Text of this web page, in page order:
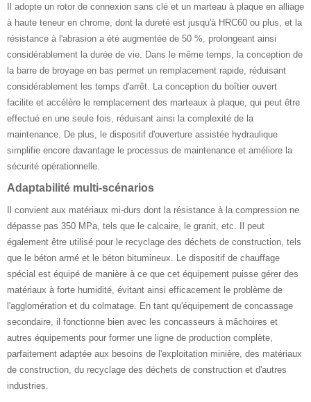
Il adopte un rotor de connexion sans clé et un marteau à plaque en alliage
à haute teneur en chrome, dont la dureté est jusqu'à HRC60 ou plus, et la
résistance à l'abrasion a été augmentée de 50 %, prolongeant ainsi
considérablement la durée de vie. Dans le même temps, la conception de
la barre de broyage en bas permet un remplacement rapide, réduisant
considérablement les temps d'arrêt. La conception du boîtier ouvert
facilite et accélère le remplacement des marteaux à plaque, qui peut être
effectué en une seule fois, réduisant ainsi la complexité de la
maintenance. De plus, le dispositif d'ouverture assistée hydraulique
simplifie encore davantage le processus de maintenance et améliore la
sécurité opérationnelle.
Adaptabilité multi-scénarios
Il convient aux matériaux mi-durs dont la résistance à la compression ne
dépasse pas 350 MPa, tels que le calcaire, le granit, etc. Il peut
également être utilisé pour le recyclage des déchets de construction, tels
que le béton armé et le béton bitumineux. Le dispositif de chauffage
spécial est équipé de manière à ce que cet équipement puisse gérer des
matériaux à forte humidité, évitant ainsi efficacement le problème de
l'agglomération et du colmatage. En tant qu'équipement de concassage
secondaire, il fonctionne bien avec les concasseurs à mâchoires et
autres équipements pour former une ligne de production complète,
parfaitement adaptée aux besoins de l'exploitation minière, des matériaux
de construction, du recyclage des déchets de construction et d'autres
industries.